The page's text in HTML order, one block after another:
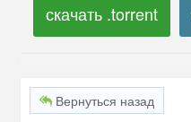
скачать .torrent
Вернуться назад